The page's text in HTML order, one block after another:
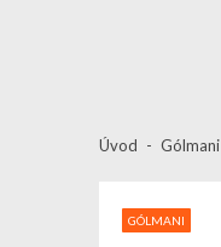
Úvod Gólmani
GÓLMANI